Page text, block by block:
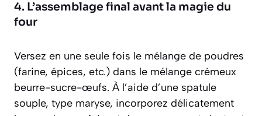
4. L’assemblage final avant la magie du
four
Versez en une seule fois le mélange de poudres
(farine, épices, etc.) dans le mélange crémeux
beurre-sucre-œufs. À l’aide d’une spatule
souple, type maryse, incorporez délicatement